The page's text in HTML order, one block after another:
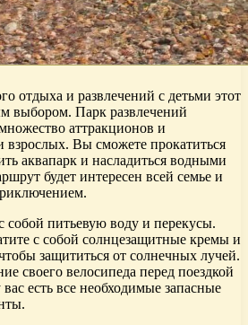
отдыха и развлечений с детьми этот
выбором. Парк развлечений
аттракционов и
взрослых. Вы сможете прокатиться
аквапарк и насладиться водными
будет интересен всей семье и
с собой питьевую воду и перекусы.
с собой солнцезащитные кремы и
защититься от солнечных лучей.
своего велосипеда перед поездкой
есть все необходимые запасные